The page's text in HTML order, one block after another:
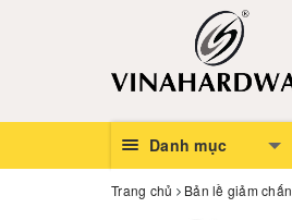
Danh mục
Trang chủ Bản lề giảm chấn